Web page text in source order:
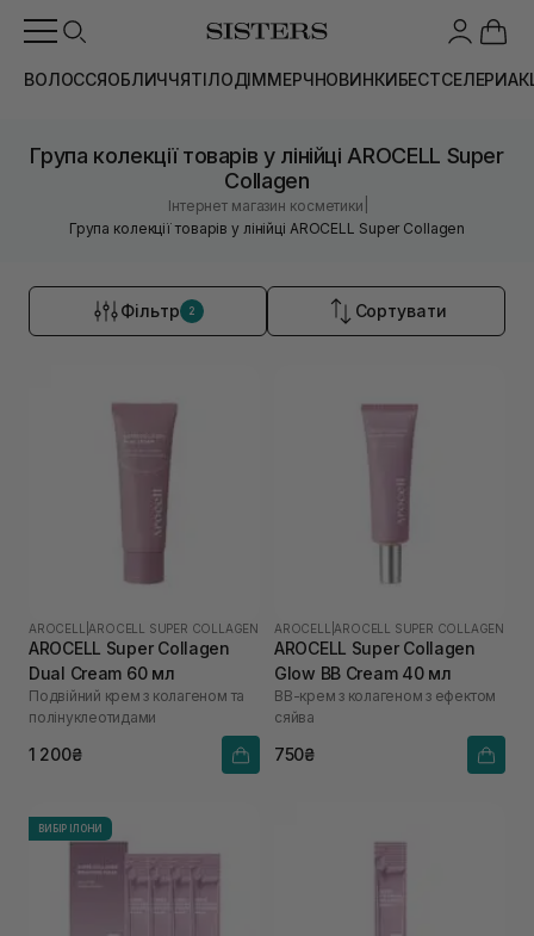
ВОЛОССЯОБЛИЧЧЯТІЛОДІММЕРЧНОВИНКИБЕСТСЕЛЕРИ
Група колекції товарів у лінійці AROCELL Super
Collagen
Інтернет магазин косметики
Група колекції товарів у лінійці AROCELL Super Collagen
Фільтр 2 Сортувати
AROCELL AROCELL SUPER COLLAGEN
AROCELL Super Collagen
Dual Cream 60 мл
Подвійний крем з колагеном та
полінуклеотидами
1 200₴
AROCELL AROCELL SUPER COLLAGEN
AROCELL Super Collagen
Glow BB Cream 40 мл
ВВ-крем з колагеном з ефектом
сяйва
750₴
ВИБІР ІЛОНИ